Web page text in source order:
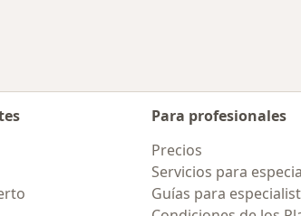
Para profesionales
Precios
Servicios para
Guías para